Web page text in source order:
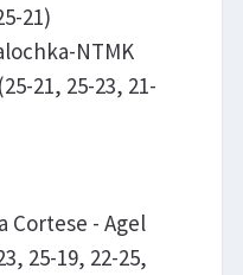
21)
NTMK
21, 25-23, 21-
Cortese - Agel
25-19, 22-25,